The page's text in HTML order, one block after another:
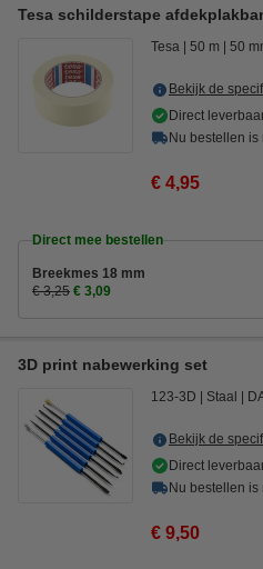
Tesa schilderstape
Tesa 50 m 50
Bekijk de
Direct
Nu bestellen
€ 4,95
Direct mee bestellen
Breekmes 18 mm
€ 3,25 € 3,09
3D print nabewerking set
123-3D Staal
Bekijk de
Direct
Nu bestellen
€ 9,50